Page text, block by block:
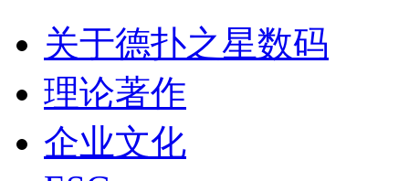
关于德扑之星数码
理论著作
企业文化